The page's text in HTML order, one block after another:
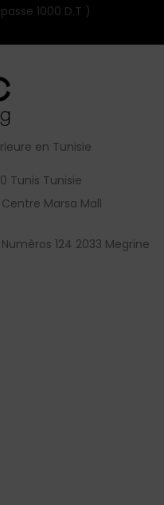
1000 D.T )
en Tunisie
Tunis Tunisie
Marsa Mall
124 2033 Megrine